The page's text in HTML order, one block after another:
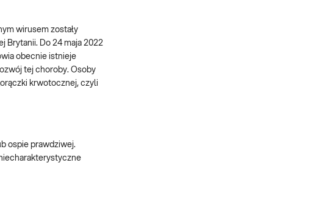
wirusem zostały
Brytanii. Do 24 maja 2022
obecnie istnieje
tej choroby. Osoby
krwotocznej, czyli
ospie prawdziwej.